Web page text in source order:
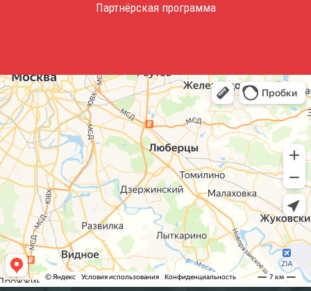
Партнёрская программа